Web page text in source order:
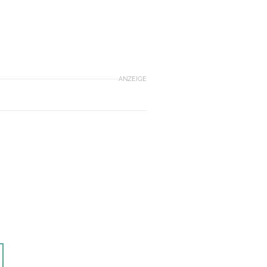
ANZEIGE